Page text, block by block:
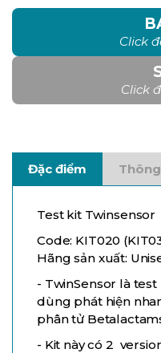
Click
Click
Đặc điểm
Test kit Twinsensor
Code: KIT020
Hãng sản xuất:
- TwinSensor là
dùng phát hiện
phân tử
- Kit này có 2